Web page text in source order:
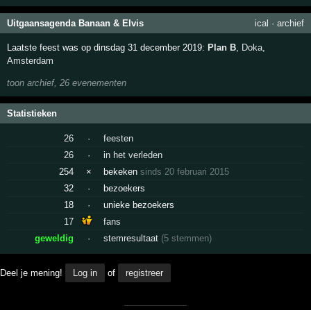
Uitgaansagenda Banaan & Elvis ical · archief
Laatste feest was op dinsdag 31 december 2019:Plan B Doka
Amsterdam
toon archief, 26 evenementen
Statistieken
26 ·
feesten
26
·
in het verleden
254
× bekekensinds 20 februari 2015
32
·
bezoekers
18
·
unieke bezoekers
17
fans
geweldig
· stemresultaat (5 stemmen)
Deel je mening! Log in of registreer